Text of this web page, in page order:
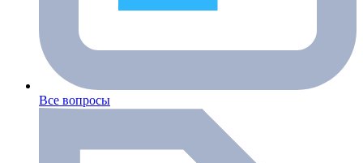
Все вопросы